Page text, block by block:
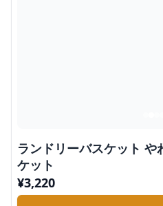
ランドリーバスケット や
ケット
¥3,220